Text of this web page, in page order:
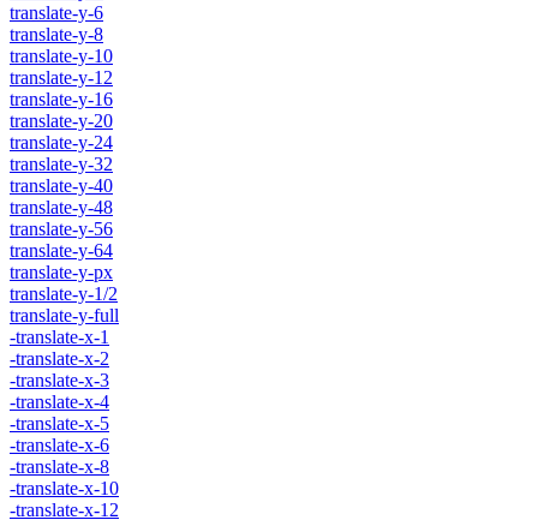
translate-y-6
translate-y-8
translate-y-10
translate-y-12
translate-y-16
translate-y-20
translate-y-24
translate-y-32
translate-y-40
translate-y-48
translate-y-56
translate-y-64
translate-y-px
translate-y-1/2
translate-y-full
-translate-x-1
-translate-x-2
-translate-x-3
-translate-x-4
-translate-x-5
-translate-x-6
-translate-x-8
-translate-x-10
-translate-x-12